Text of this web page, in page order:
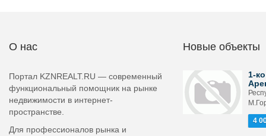
О нас
Портал KZNREALT.RU — современный
функциональный помощник на рынке
недвижимости в интернет-
пространстве.
Для профессионалов рынка и
Новые объекты
1-
4